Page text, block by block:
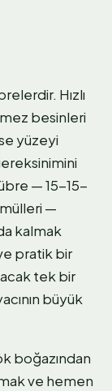
Hızlı
besinleri
yüzeyi
— 15-15-
—
kalmak
pratik bir
tek bir
büyük
boğazından
ve hemen